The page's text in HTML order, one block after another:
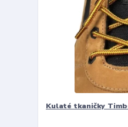
Kulaté tkaničky